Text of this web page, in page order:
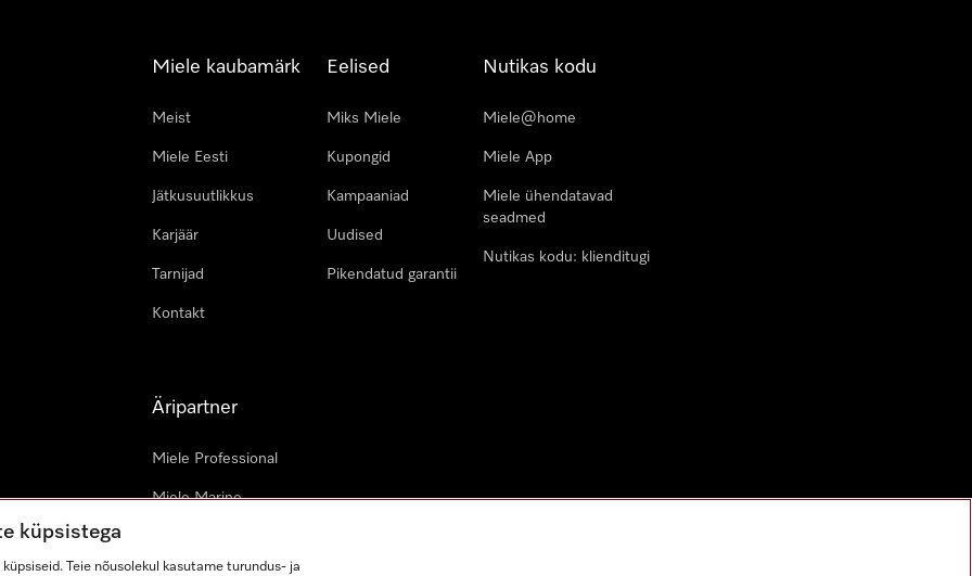
Miele kaubamärk
Meist
Miele Eesti
Jätkusuutlikkus
Karjäär
Tarnijad
Kontakt
Eelised
Miks Miele
Kupongid
Kampaaniad
Uudised
Pikendatud garantii
Nutikas kodu
Miele@home
Miele App
Miele ühendatavad
seadmed
Nutikas kodu: klienditugi
Äripartner
Miele Professional
Miele Marine
küpsistega
Teie nõusolekul kasutame turundus- ja